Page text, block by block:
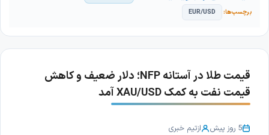
EUR/USD
قیمت طلا در آستانه NFP؛ دلار ضعیف و کاهش
قیمت نفت به کمک XAU/USD آمد
5 روز پیش ازتیم خبری